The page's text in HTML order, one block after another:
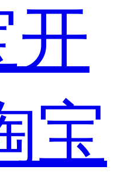
开
宝